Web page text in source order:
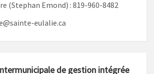
(Stephan Emond) : 819-960-8482
eulalie.ca
de gestion intégrée